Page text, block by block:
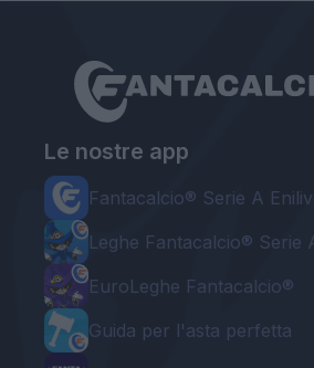
Le nostre app
Fantacalcio® Serie A
Leghe Fantacalcio® Serie
EuroLeghe Fantacalcio®
Guida per l'asta perfetta